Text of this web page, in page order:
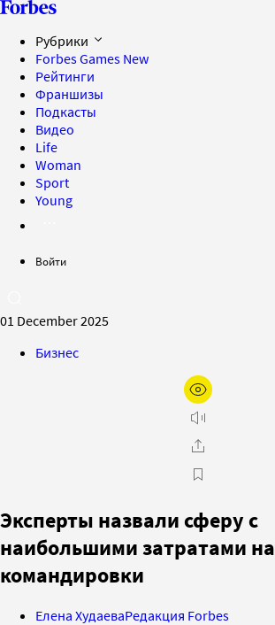
Рубрики
Forbes Games New
Рейтинги
Франшизы
Подкасты
Видео
Life
Woman
Sport
Young
Войти
01 December 2025
Бизнес
Эксперты назвали сферу с
наибольшими затратами на
командировки
Елена ХудаеваРедакция Forbes